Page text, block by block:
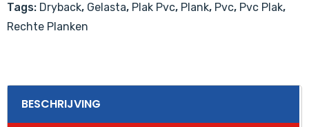
aantal
Tags: Dryback, Gelasta, Plak Pvc, Plank, Pvc, Pvc Plak,
Rechte Planken
BESCHRIJVING